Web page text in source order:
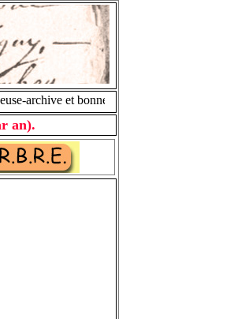
et bonnes recherches généalogiques.
an).